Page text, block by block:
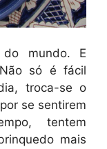
mundo. E
só é fácil
troca-se o
se sentirem
tentem
mais